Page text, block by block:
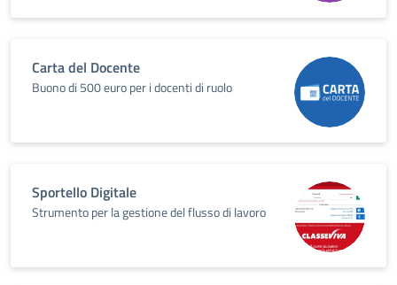
Carta del Docente
Buono di 500 euro per i docenti di ruolo
Sportello Digitale
Strumento per la gestione del flusso di lavoro